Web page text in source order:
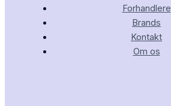
Forhandlere
Brands
Kontakt
Om os